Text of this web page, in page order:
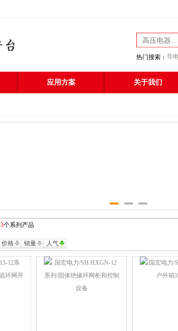
热门搜索： 导
应用方案 关于我们
3个系列产品
价格 销量 人气